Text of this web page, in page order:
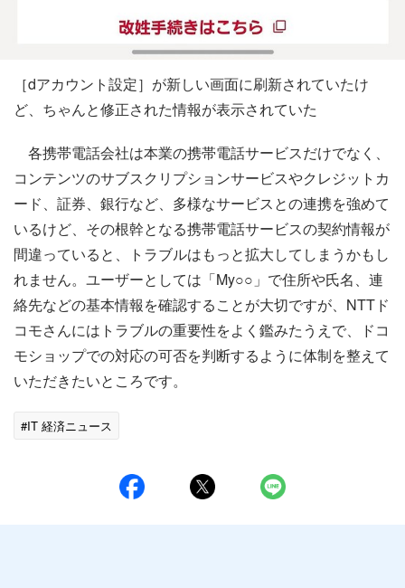
［dアカウント設定］が新しい画面に刷新されていたけ
ど、ちゃんと修正された情報が表示されていた
各携帯電話会社は本業の携帯電話サービスだけでなく、
コンテンツのサブスクリプションサービスやクレジットカ
ード、証券、銀行など、多様なサービスとの連携を強めて
いるけど、その根幹となる携帯電話サービスの契約情報が
間違っていると、トラブルはもっと拡大してしまうかもし
れません。ユーザーとしては「My○○」で住所や氏名、連
絡先などの基本情報を確認することが大切ですが、NTTド
コモさんにはトラブルの重要性をよく鑑みたうえで、ドコ
モショップでの対応の可否を判断するように体制を整えて
いただきたいところです。
#IT 経済ニュース